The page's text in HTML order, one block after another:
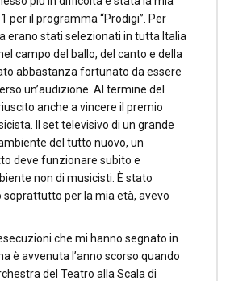
per il programma “Prodigi”. Per
erano stati selezionati in tutta Italia
campo del ballo, del canto e della
abbastanza fortunato da essere
un’audizione. Al termine del
anche a vincere il premio
Il set televisivo di un grande
del tutto nuovo, un
deve funzionare subito e
non di musicisti. È stato
per la mia età, avevo
che mi hanno segnato in
è avvenuta l’anno scorso quando
del Teatro alla Scala di